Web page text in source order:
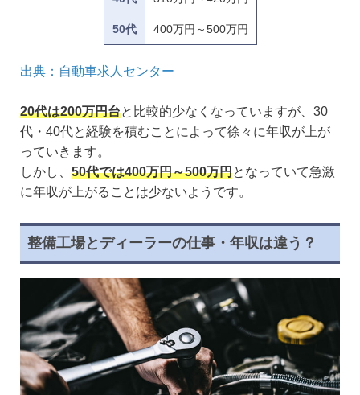
50代 400万円～500万円
出典：自動車求人センター
20代は200万円台と比較的少なくなっていますが、30
代・40代と経験を積むことによって徐々に年収が上が
っていきます。
しかし、 50代では400万円～500万円となっていて急激
に年収が上がることは少ないようです。
整備工場とディーラーの仕事・年収は違う？